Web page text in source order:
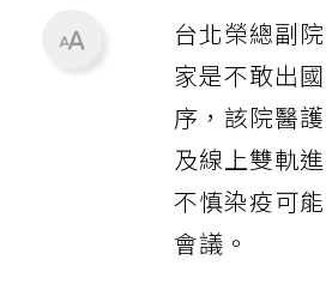
台北榮總副
家是不敢出
序，該院醫
及線上雙軌
不慎染疫可
會議。